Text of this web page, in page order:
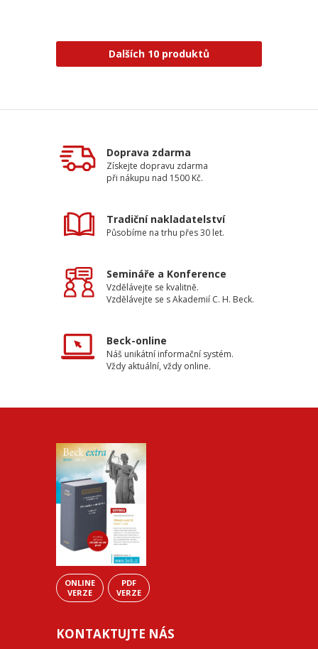
Dalších 10 produktů
Doprava zdarma
Získejte dopravu zdarma
při nákupu nad 1500 Kč.
Tradiční nakladatelství
Působíme na trhu přes 30 let.
Semináře a Konference
Vzdělávejte se kvalitně.
Vzdělávejte se s Akademií C. H. Beck.
Beck-online
Náš unikátní informační systém.
Vždy aktuální, vždy online.
ONLINE
VERZE
PDF
VERZE
KONTAKTUJTE NÁS